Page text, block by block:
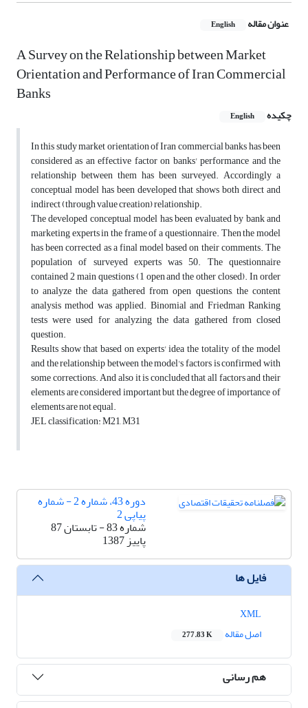
عنوان مقاله English
A Survey on the Relationship between Market
Orientation and Performance of Iran Commercial
Banks
چکیده English
In this study market orientation of Iran commercial banks has been
considered as an effective factor on banks' performance and the
relationship between them has been surveyed. Accordingly a
conceptual model has been developed that shows both direct and
indirect (through value creation) relationship.
The developed conceptual model has been evaluated by bank and
marketing experts in the frame of a questionnaire. Then the model
has been corrected as a final model based on their comments. The
population of surveyed experts was 50. The questionnaire
contained 2 main questions (1 open and the other closed). In order
to analyze the data gathered from open questions, the content
analysis method was applied. Binomial and Friedman Ranking
tests were used for analyzing the data gathered from closed
question.
Results show that based on experts' idea the totality of the model
and the relationship between the model's factors is confirmed with
some corrections. And also it is concluded that all factors and their
elements are considered important but the degree of importance of
elements are not equal.
JEL classification: M21, M31
دوره 43، شماره 2 - شماره
پیاپی 2
شماره 83 - تابستان 87
پاییز 1387
فایل ها
اصل مقاله
277.83 K
هم رسانی